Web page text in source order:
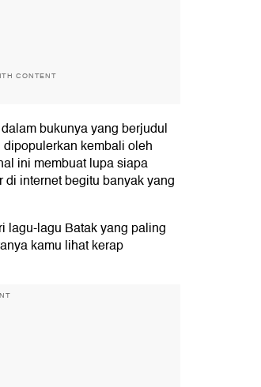
CONTENT
bukunya yang berjudul
kembali oleh
ini membuat lupa siapa
internet begitu banyak yang
lagu-lagu Batak yang paling
kamu lihat kerap